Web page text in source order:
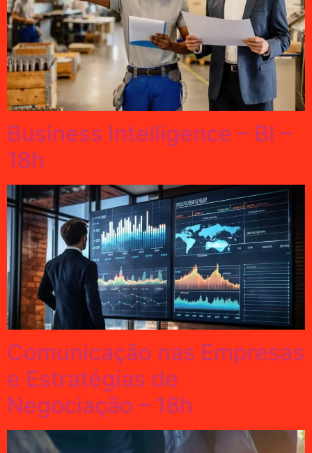
Business Intelligence – BI –
18h
Comunicação nas Empresas
e Estratégias de
Negociação – 18h